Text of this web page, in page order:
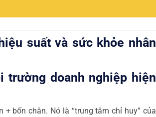
suất và sức khỏe nhân
trường doanh nghiệp hiện
bốn chân. Nó là “trung tâm chỉ huy” của